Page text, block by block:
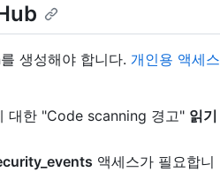
생성해야 합니다. 개인용 액세스
대한 "Code scanning 경고" 읽기
액세스가 필요합니